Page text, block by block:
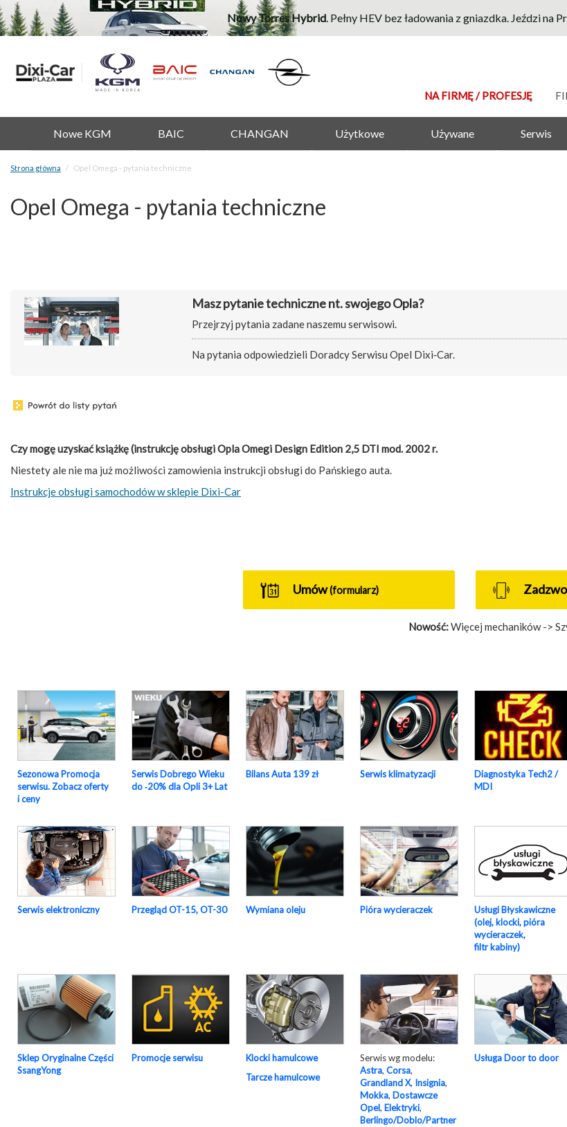
Nowy Torres Hybrid. Pełny HEV bez ładowania z gniazdka. Jeździ na
NA FIRMĘ / PROFESJĘ
Nowe KGM BAIC CHANGAN Użytkowe Używane Serwis
Strona główna Opel Omega - pytania techniczne
Opel Omega - pytania techniczne
Masz pytanie techniczne nt. swojego Opla?
Przejrzyj pytania zadane naszemu serwisowi.
Na pytania odpowiedzieli Doradcy Serwisu Opel Dixi‑Car.
Czy mogę uzyskać książkę (instrukcję obsługi Opla Omegi Design Edition 2,5 DTI mod. 2002 r.
Niestety ale nie ma już możliwości zamowienia instrukcji obsługi do Pańskiego auta.
Instrukcje obsługi samochodów w sklepie Dixi-Car
Umów(formularz)
Nowość:Więcej mechaników ->
Sezonowa Promocja
serwisu. Zobacz oferty
i ceny
Serwis Dobrego Wieku
do ‑20% dla Opli 3+ Lat
Bilans Auta 139 zł Serwis klimatyzacji
Diagnostyka Tech2 /
MDI
Serwis elektroniczny Przegląd OT-15, OT-30 Wymiana oleju Pióra wycieraczek
Usługi Błyskawiczne
(olej, klocki, pióra
wycieraczek,
filtr kabiny)
Sklep Oryginalne Części
SsangYong
Promocje serwisu
Klocki hamulcowe
Tarcze hamulcowe
Serwis wg modelu:
Astra, Corsa,
Grandland X, Insignia,
Mokka, Dostawcze
Opel, Elektryki,
Berlingo/Doblo/Partner
Usługa Door to door